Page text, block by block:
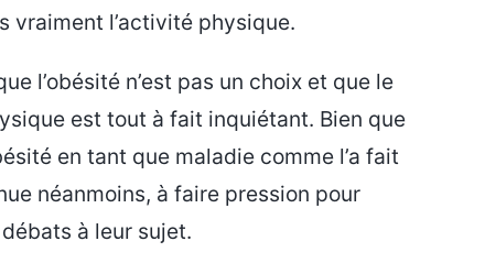
vraiment l’activité physique.
l’obésité n’est pas un choix et que le
est tout à fait inquiétant. Bien que
en tant que maladie comme l’a fait
néanmoins, à faire pression pour
à leur sujet.